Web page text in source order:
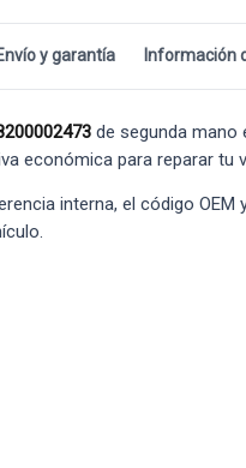
y garantía Información
de segunda mano
económica para reparar tu
interna, el código